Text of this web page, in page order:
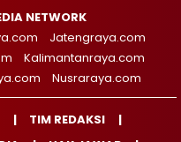
NETWORK
Jatengraya.com
Kalimantanraya.com
Nusraraya.com
TIM REDAKSI